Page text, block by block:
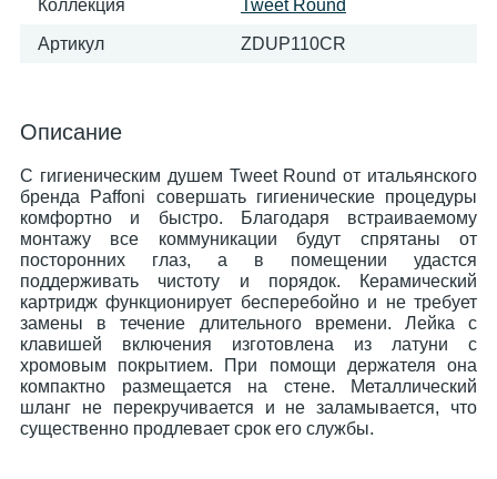
Коллекция Tweet Round
Артикул ZDUP110CR
Описание
С гигиеническим душем Tweet Round от итальянского
бренда Paffoni совершать гигиенические процедуры
комфортно и быстро. Благодаря встраиваемому
монтажу все коммуникации будут спрятаны от
посторонних глаз, а в помещении удастся
поддерживать чистоту и порядок. Керамический
картридж функционирует бесперебойно и не требует
замены в течение длительного времени. Лейка с
клавишей включения изготовлена из латуни с
хромовым покрытием. При помощи держателя она
компактно размещается на стене. Металлический
шланг не перекручивается и не заламывается, что
существенно продлевает срок его службы.